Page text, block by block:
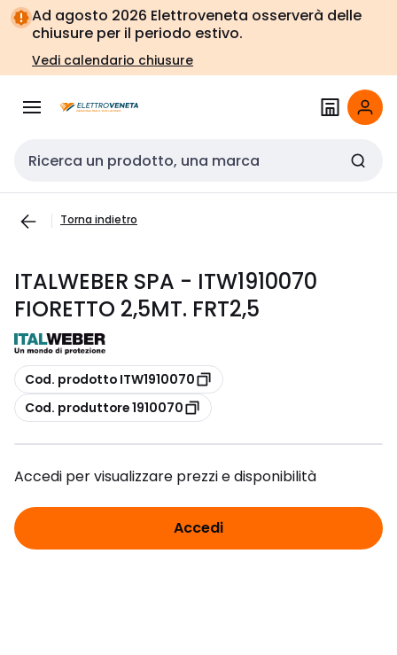
Vai alla
navigazione
Vai
alla
pagina
Ad agosto 2026 Elettroveneta osserverà delle
chiusure per il periodo estivo.
Vedi calendario chiusure
Cerca input
Torna indietro
ITALWEBER SPA - ITW1910070
FIORETTO 2,5MT. FRT2,5
copia
Cod. prodotto ITW1910070
copia
Cod. produttore 1910070
Accedi per visualizzare prezzi e disponibilità
Accedi